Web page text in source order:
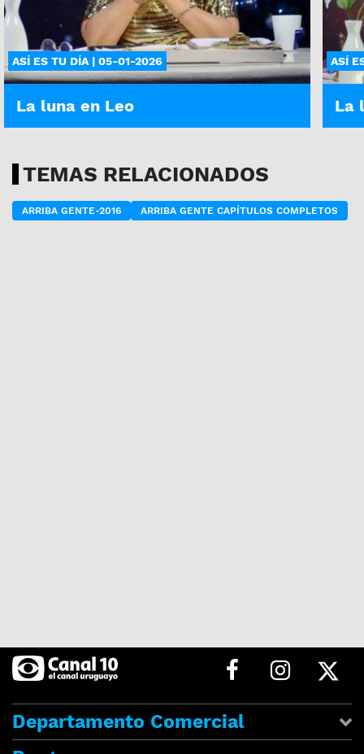
ASÍ ES TU DÍA | 05-01-2026
La luna en Leo
ASÍ
La
TEMAS RELACIONADOS
ARRIBA GENTE-2016 ARRIBA GENTE CAPÍTULOS COMPLETOS
Departamento Comercial